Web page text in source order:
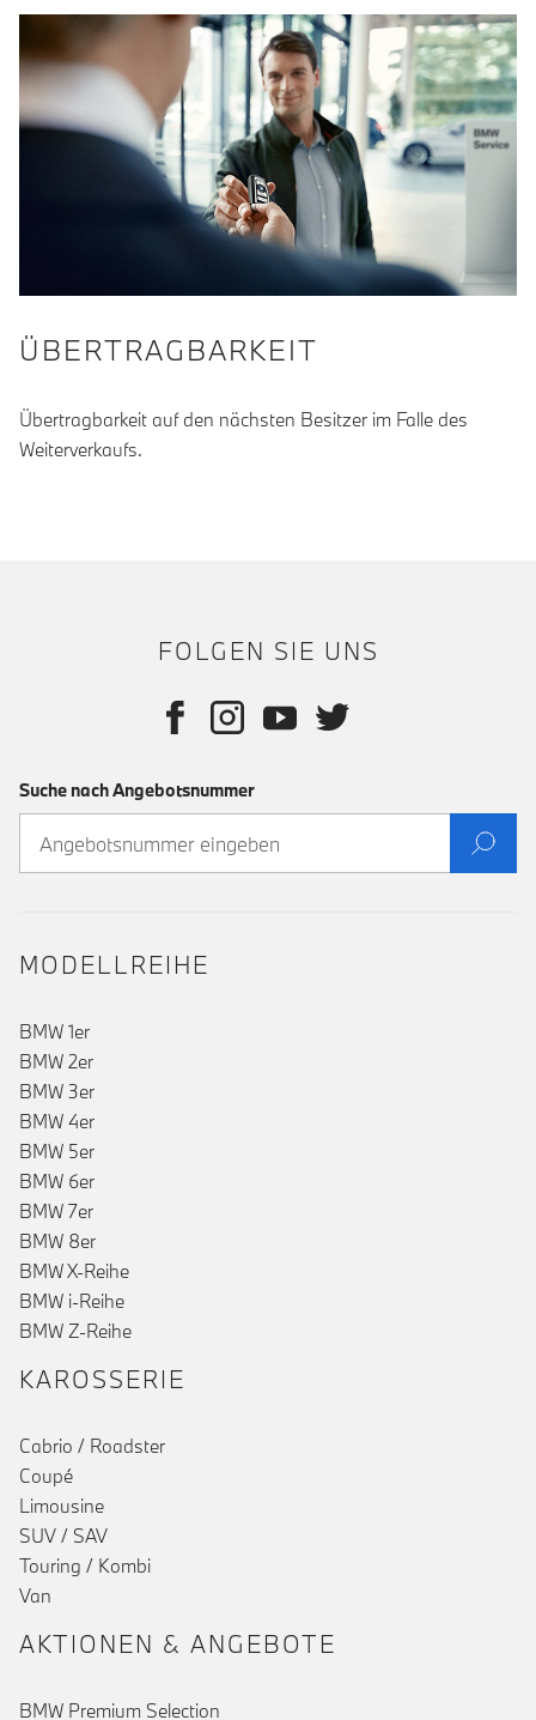
ÜBERTRAGBARKEIT
Übertragbarkeit auf den nächsten Besitzer im Falle des
Weiterverkaufs.
FOLGEN SIE UNS
Suche nach Angebotsnummer
MODELLREIHE
BMW 1er
BMW 2er
BMW 3er
BMW 4er
BMW 5er
BMW 6er
BMW 7er
BMW 8er
BMW X-Reihe
BMW i-Reihe
BMW Z-Reihe
KAROSSERIE
Cabrio / Roadster
Coupé
Limousine
SUV / SAV
Touring / Kombi
Van
AKTIONEN & ANGEBOTE
BMW Premium Selection